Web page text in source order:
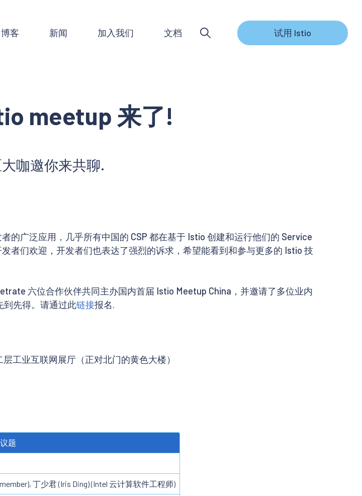
博客 新闻 加入我们 文档 试用 Istio
meetup 来了!
咖邀你来共聊.
的广泛应用，几乎所有中国的 CSP 都在基于 Istio 创建和运行他们的 Service
者们欢迎，开发者们也表达了强烈的诉求，希望能看到和参与更多的 Istio 技
六位合作伙伴共同主办国内首届 Istio Meetup China，并邀请了多位业内
到先得。请通过此链接报名.
工业互联网展厅（正对北门的黄色大楼）
议题
丁少君 (Iris Ding) (Intel 云计算软件工程师)